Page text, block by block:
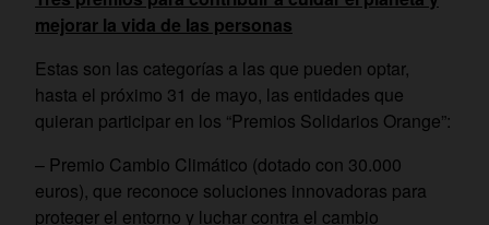
mejorar la vida de las personas
Estas son las categorías a las que pueden optar,
hasta el próximo 31 de mayo, las entidades que
quieran participar en los “Premios Solidarios Orange”:
– Premio Cambio Climático (dotado con 30.000
euros), que reconoce soluciones innovadoras para
proteger el entorno y luchar contra el cambio